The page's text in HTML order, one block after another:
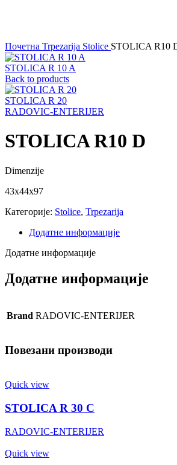
Почетна Trpezarija Stolice STOLICA R10
STOLICA R 10 A
Back to products
STOLICA R 20
RADOVIC-ENTERIJER
STOLICA R10 D
Dimenzije
43x44x97
Категорије: Stolice, Trpezarija
Додатне информације
Додатне информације
Додатне информације
Brand RADOVIC-ENTERIJER
Повезани производи
Quick view
STOLICA R 30 C
RADOVIC-ENTERIJER
Quick view